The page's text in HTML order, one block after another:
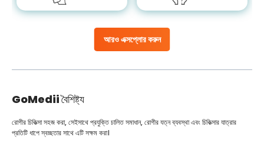
আরও এক্সপ্লোর করুন
GoMediiবৈশিষ্ট্য
রোগীর চিকিত্সা সহজ করা, সেইসাথে প্রযুক্তি চালিত সমাধান, রোগীর যত্ন ব্যবস্থা এবং চিকিত্সার যাত্রার
প্রতিটি ধাপে স্বচ্ছতার সাথে এটি সক্ষম করা।